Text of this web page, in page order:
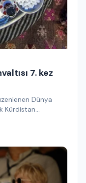
7. kez
Dünya
Kürdistan